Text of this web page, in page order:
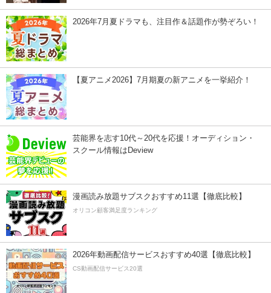
2026年7月夏ドラマも、注目作＆話題作が勢ぞろい！
【夏アニメ2026】7月期夏の新アニメを一挙紹介！
芸能界を志す10代～20代を応援！オーディション・
スクール情報はDeview
漫画読み放題サブスクおすすめ11選【徹底比較】
オリコン顧客満足度ランキング
2026年動画配信サービスおすすめ40選【徹底比較】
CS動画配信サービス20選